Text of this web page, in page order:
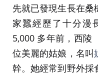
先就已發現生長在桑
家蠶經歷了十分漫
5,000 多年前，西陵
位美麗的姑娘，名叫
幹。她經常到野外採